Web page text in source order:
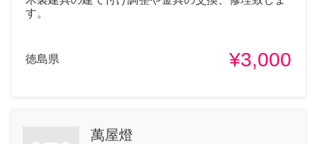
す。
徳島県 ¥3,000
萬屋燈